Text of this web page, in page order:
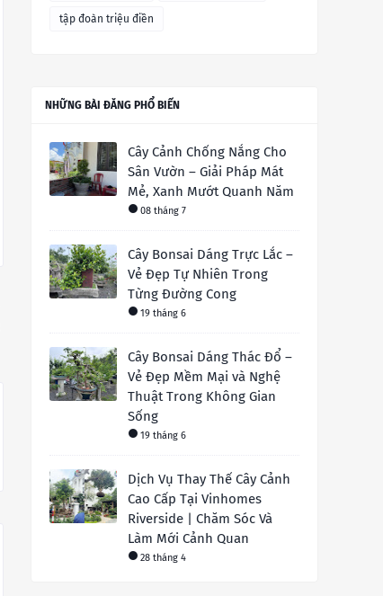
tập đoàn triệu điền
NHỮNG BÀI ĐĂNG PHỔ BIẾN
Cây Cảnh Chống Nắng Cho
Sân Vườn – Giải Pháp Mát
Mẻ, Xanh Mướt Quanh Năm
08 tháng 7
Cây Bonsai Dáng Trực Lắc –
Vẻ Đẹp Tự Nhiên Trong
Từng Đường Cong
19 tháng 6
Cây Bonsai Dáng Thác Đổ –
Vẻ Đẹp Mềm Mại và Nghệ
Thuật Trong Không Gian
Sống
19 tháng 6
Dịch Vụ Thay Thế Cây Cảnh
Cao Cấp Tại Vinhomes
Riverside | Chăm Sóc Và
Làm Mới Cảnh Quan
28 tháng 4